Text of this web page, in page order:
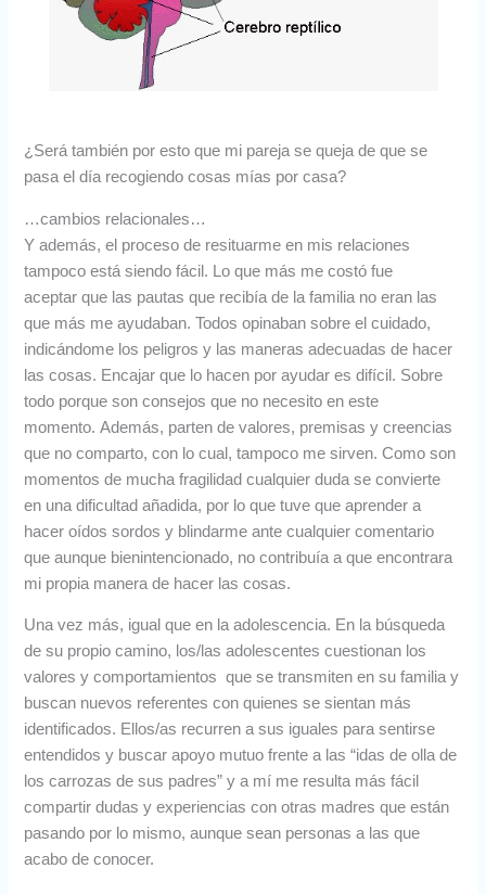
¿Será también por esto que mi pareja se queja de que se
pasa el día recogiendo cosas mías por casa?
…cambios relacionales…
Y además, el proceso de resituarme en mis relaciones
tampoco está siendo fácil. Lo que más me costó fue
aceptar que las pautas que recibía de la familia no eran las
que más me ayudaban. Todos opinaban sobre el cuidado,
indicándome los peligros y las maneras adecuadas de hacer
las cosas. Encajar que lo hacen por ayudar es difícil. Sobre
todo porque son consejos que no necesito en este
momento. Además, parten de valores, premisas y creencias
que no comparto, con lo cual, tampoco me sirven. Como son
momentos de mucha fragilidad cualquier duda se convierte
en una dificultad añadida, por lo que tuve que aprender a
hacer oídos sordos y blindarme ante cualquier comentario
que aunque bienintencionado, no contribuía a que encontrara
mi propia manera de hacer las cosas.
Una vez más, igual que en la adolescencia. En la búsqueda
de su propio camino, los/las adolescentes cuestionan los
valores y comportamientos que se transmiten en su familia y
buscan nuevos referentes con quienes se sientan más
identificados. Ellos/as recurren a sus iguales para sentirse
entendidos y buscar apoyo mutuo frente a las “idas de olla de
los carrozas de sus padres” y a mí me resulta más fácil
compartir dudas y experiencias con otras madres que están
pasando por lo mismo, aunque sean personas a las que
acabo de conocer.